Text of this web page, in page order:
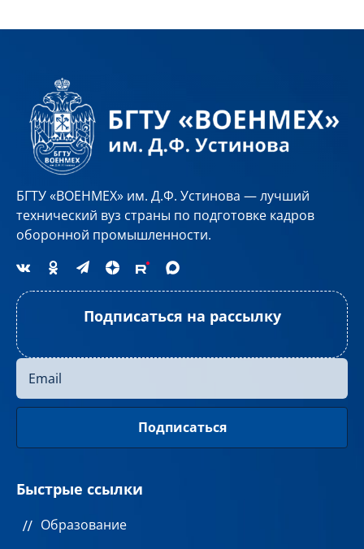
БГТУ «ВОЕНМЕХ» им. Д.Ф. Устинова — лучший
технический вуз страны по подготовке кадров
оборонной промышленности.
Подписаться на рассылку
Быстрые ссылки
Образование